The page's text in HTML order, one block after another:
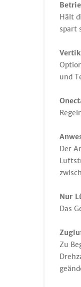
Hält
spart
und
Der
Nur
Das
Zu